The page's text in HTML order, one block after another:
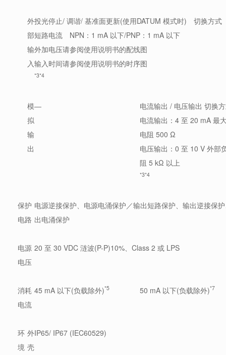
外
部
输
入
投光停止/ 调谐/ 基准面更新(使用DATUM 模式时) 切换方式
短路电流 NPN：1 mA 以下/PNP：1 mA 以下
外加电压请参阅使用说明书的配线图
输入时间请参阅使用说明书的时序图
*3*4
模
拟
输
出
―
电流输出 / 电压输出 切换
电流输出：4 至 20 mA 最
电阻 500 Ω
电压输出：0 至 10 V 外部
阻 5 kΩ 以上
*3*4
保护
电路
电源逆接保护、电源电涌保护／输出短路保护、输出逆接保
出电涌保护
电源
电压
20 至 30 VDC 涟波(P-P)10%、Class 2 或 LPS
消耗
电流
45 mA 以下(负载除外)*5 50 mA 以下(负载除外)*7
环
境
外
壳
IP65/ IP67 (IEC60529)